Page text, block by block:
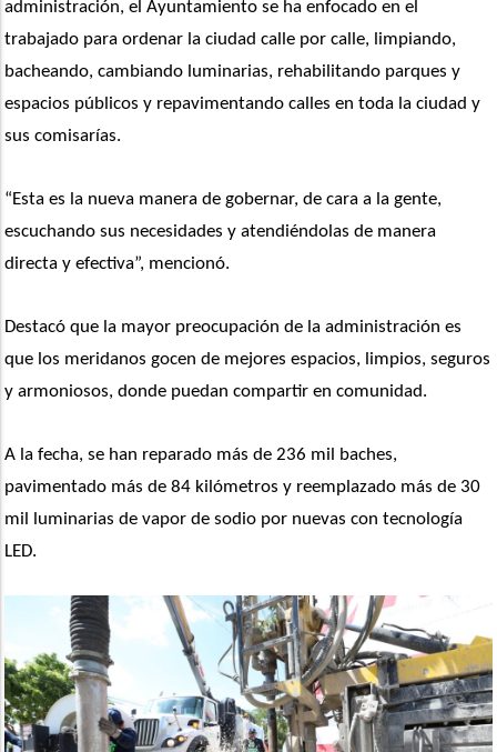
administración, el Ayuntamiento se ha enfocado en el
trabajado para ordenar la ciudad calle por calle, limpiando,
bacheando, cambiando luminarias, rehabilitando parques y
espacios públicos y repavimentando calles en toda la ciudad y
sus comisarías.
“Esta es la nueva manera de gobernar, de cara a la gente,
escuchando sus necesidades y atendiéndolas de manera
directa y efectiva”, mencionó.
Destacó que la mayor preocupación de la administración es
que los meridanos gocen de mejores espacios, limpios, seguros
y armoniosos, donde puedan compartir en comunidad.
A la fecha, se han reparado más de 236 mil baches,
pavimentado más de 84 kilómetros y reemplazado más de 30
mil luminarias de vapor de sodio por nuevas con tecnología
LED.